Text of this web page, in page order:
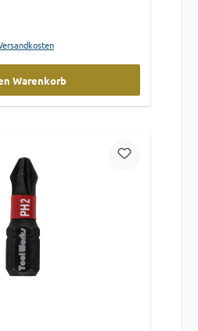
Warenkorb